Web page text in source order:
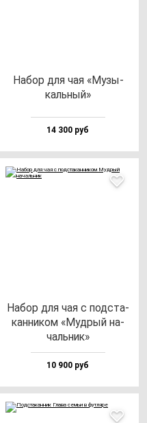
Набор для чая «Музы­
каль­ный»
14 300 руб
Набор для чая с под­ста­
кан­ни­ком «Муд­рый на­
чаль­ник»
10 900 руб